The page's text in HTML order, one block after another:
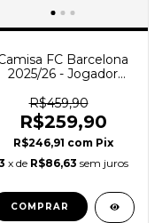
FC Barcelona
2025/26 - Jogador
Azul - Roxa
R$459,90
R$259,90
R$246,91 com Pix
x de R$86,63 sem juros
COMPRAR